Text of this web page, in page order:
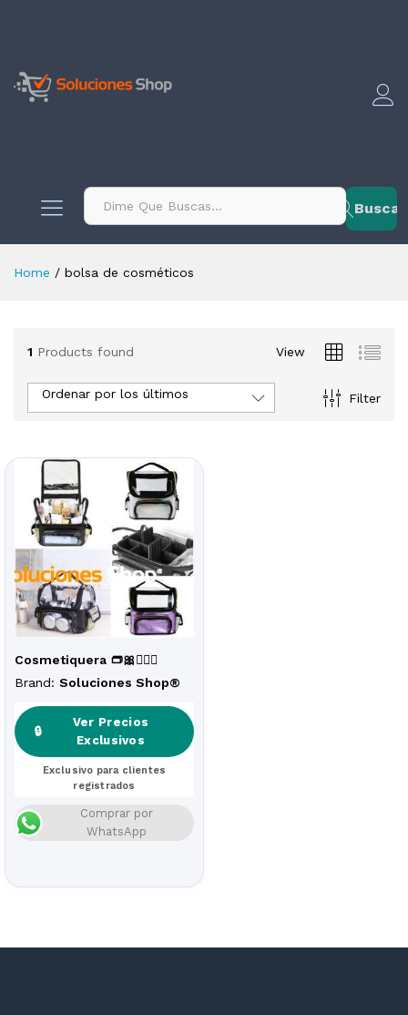
Buscar
Home / bolsa de cosméticos
1 Products found View
Filter
Ordenar por los últimos
Cosmetiquera 👝🎀👱🏻‍♀️
Brand: Soluciones Shop®
🔒
Ver Precios
Exclusivos
Exclusivo para clientes
registrados
Comprar por
WhatsApp